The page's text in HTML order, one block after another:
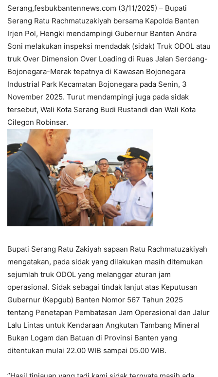
Serang,fesbukbantennews.com (3/11/2025) – Bupati
Serang Ratu Rachmatuzakiyah bersama Kapolda Banten
Irjen Pol, Hengki mendampingi Gubernur Banten Andra
Soni melakukan inspeksi mendadak (sidak) Truk ODOL atau
truk Over Dimension Over Loading di Ruas Jalan Serdang-
Bojonegara-Merak tepatnya di Kawasan Bojonegara
Industrial Park Kecamatan Bojonegara pada Senin, 3
November 2025. Turut mendampingi juga pada sidak
tersebut, Wali Kota Serang Budi Rustandi dan Wali Kota
Cilegon Robinsar.
Bupati Serang Ratu Zakiyah sapaan Ratu Rachmatuzakiyah
mengatakan, pada sidak yang dilakukan masih ditemukan
sejumlah truk ODOL yang melanggar aturan jam
operasional. Sidak sebagai tindak lanjut atas Keputusan
Gubernur (Kepgub) Banten Nomor 567 Tahun 2025
tentang Penetapan Pembatasan Jam Operasional dan Jalur
Lalu Lintas untuk Kendaraan Angkutan Tambang Mineral
Bukan Logam dan Batuan di Provinsi Banten yang
ditentukan mulai 22.00 WIB sampai 05.00 WIB.